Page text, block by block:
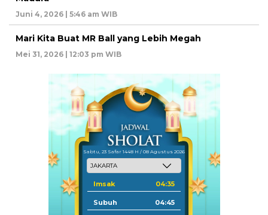
Juni 4, 2026 | 5:46 am WIB
Mari Kita Buat MR Ball yang Lebih Megah
Mei 31, 2026 | 12:03 pm WIB
Sabtu, 23 Safar 1448 H / 08 Agustus 2026
Imsak 04:35
Subuh 04:45